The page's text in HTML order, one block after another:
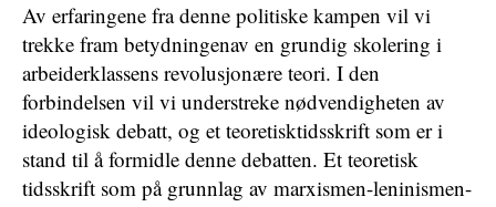
Av erfaringene fra denne politiske kampen vil vi
trekke fram betydningenav en grundig skolering i
arbeiderklassens revolusjonære teori. I den
forbindelsen vil vi understreke nødvendigheten av
ideologisk debatt, og et teoretisktidsskrift som er i
stand til å formidle denne debatten. Et teoretisk
tidsskrift som på grunnlag av marxismen-leninismen-